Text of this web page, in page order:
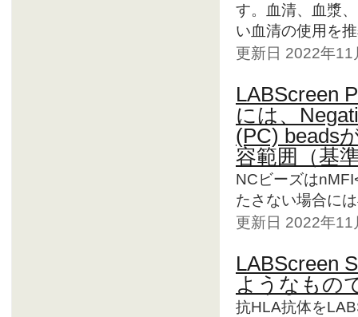
す。血清、血漿
い血清の使用を
更新日 2022年
LABScreen
には、
(PC) beads
容範囲（基
NCビーズは
たさない場合に
更新日 2022年
LABScreen
ようなもの
抗HLA抗体を